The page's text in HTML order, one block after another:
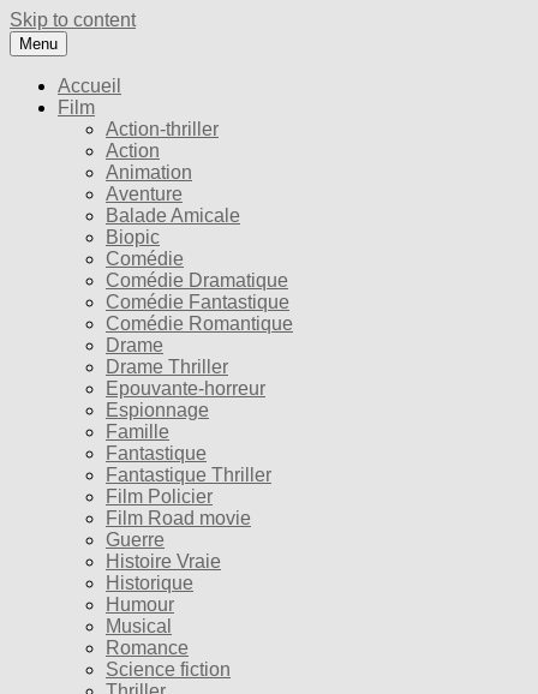
Skip to content
Menu
Accueil
Film
Action-thriller
Action
Animation
Aventure
Balade Amicale
Biopic
Comédie
Comédie Dramatique
Comédie Fantastique
Comédie Romantique
Drame
Drame Thriller
Epouvante-horreur
Espionnage
Famille
Fantastique
Fantastique Thriller
Film Policier
Film Road movie
Guerre
Histoire Vraie
Historique
Humour
Musical
Romance
Science fiction